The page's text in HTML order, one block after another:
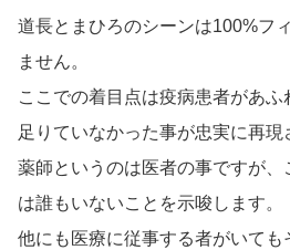
道長とまひろのシーンは100%フ
ません。
ここでの着目点は疫病患者があ
足りていなかった事が忠実に再現
薬師というのは医者の事ですが
は誰もいないことを示唆します。
他にも医療に従事する者がいても